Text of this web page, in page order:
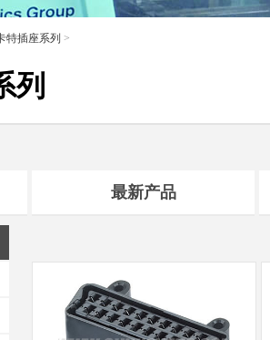
特插座系列 >
列
最新产品